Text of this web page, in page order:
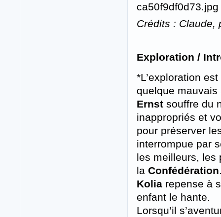
Crédits : Claude,
Exploration /
*L’exploration
quelque
Ernst souffre du
inappropriés et
pour préserver
interrompue par
les meilleurs, les
la Confédération
Kolia repense à
enfant le hante.
Lorsqu’il